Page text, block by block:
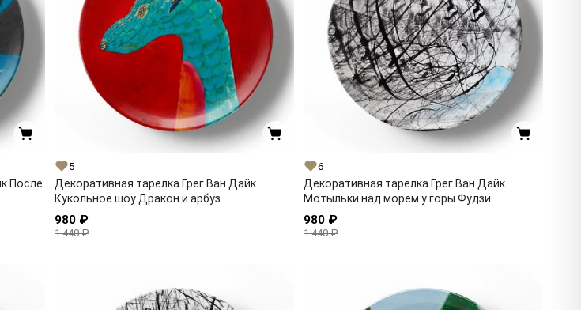
После
5
Декоративная тарелка Грег Ван Дайк
Кукольное шоу Дракон и арбуз
980 ₽
1 440 ₽
6
Декоративная тарелка Грег Ван Дайк
Мотыльки над морем у горы Фудзи
980 ₽
1 440 ₽